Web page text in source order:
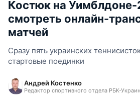
Костюк на Уимблдоне-
смотреть онлайн-
матчей
Сразу пять украинских
стартовые поединки
Андрей Костенко
Редактор спортивного отдела РБК-